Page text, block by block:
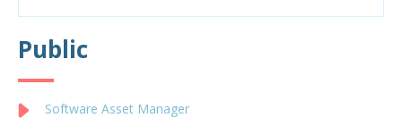
Public
Software Asset Manager